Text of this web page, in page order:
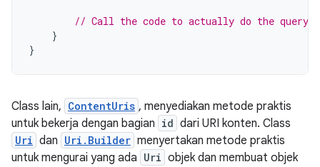
// Call the code to actually do the query
}
}
Class lain, ContentUris , menyediakan metode praktis
untuk bekerja dengan bagian id dari URI konten. Class
Uri dan Uri.Builder menyertakan metode praktis
untuk mengurai yang ada Uri objek dan membuat objek